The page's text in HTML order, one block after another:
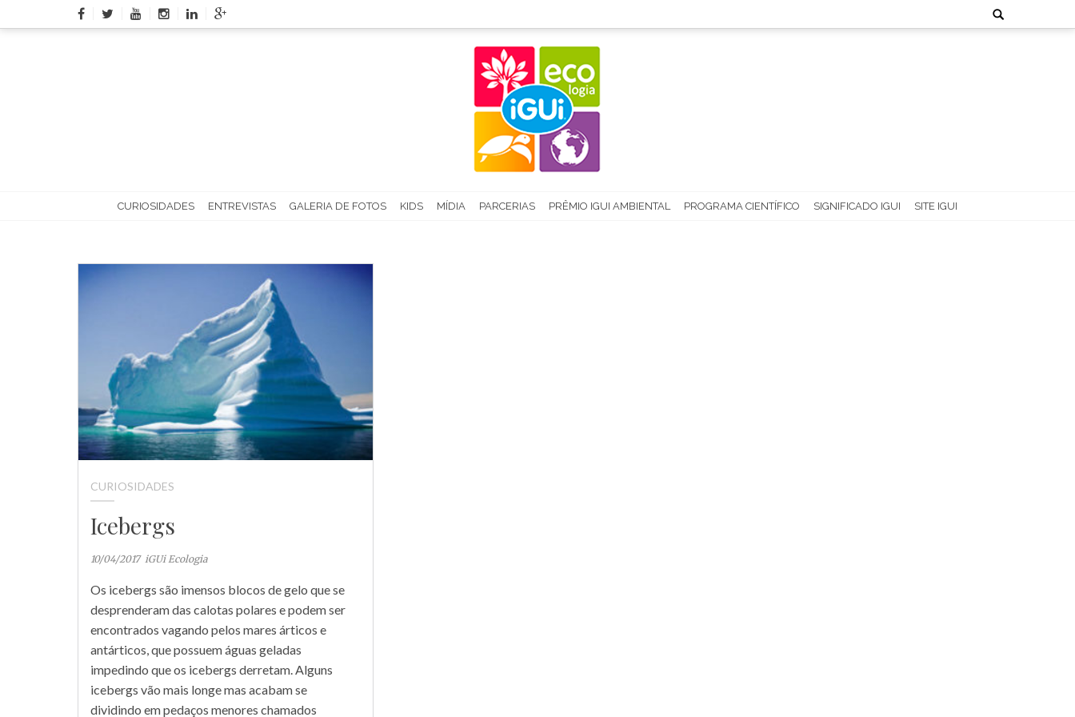
to
Search
for:
CURIOSIDADES ENTREVISTAS GALERIA DE FOTOS KIDS MÍDIA PARCERIAS PRÊMIO IGUI AMBIENTAL PROGRAMA CIENTÍFICO SIGNIFICADO IGUI SITE IGUI
CURIOSIDADES
Icebergs
10/04/2017 iGUi Ecologia
Os icebergs são imensos blocos de gelo que se
desprenderam das calotas polares e podem ser
encontrados vagando pelos mares árticos e
antárticos, que possuem águas geladas
impedindo que os icebergs derretam. Alguns
icebergs vão mais longe mas acabam se
dividindo em pedaços menores chamados